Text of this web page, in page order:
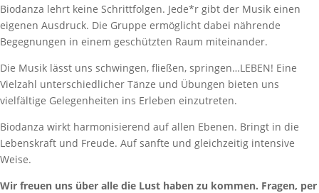
Biodanza lehrt keine Schrittfolgen. Jede*r gibt der Musik einen
eigenen Ausdruck. Die Gruppe ermöglicht dabei nährende
Begegnungen in einem geschützten Raum miteinander.
Die Musik lässt uns schwingen, fließen, springen…LEBEN! Eine
Vielzahl unterschiedlicher Tänze und Übungen bieten uns
vielfältige Gelegenheiten ins Erleben einzutreten.
Biodanza wirkt harmonisierend auf allen Ebenen. Bringt in die
Lebenskraft und Freude. Auf sanfte und gleichzeitig intensive
Weise.
Wir freuen uns über alle die Lust haben zu kommen. Fragen, per